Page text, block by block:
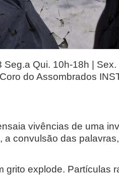
Seg.a Qui. 10h-18h |
Coro do Assombrados
vivências de uma
a convulsão das
grito explode. Partículas